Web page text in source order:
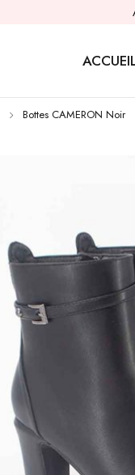
Bottes CAMERON Noir